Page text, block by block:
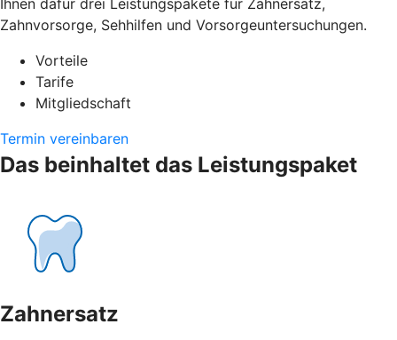
Zahnvorsorge, Sehhilfen und Vorsorgeuntersuchungen.
Vorteile
Tarife
Mitgliedschaft
Termin vereinbaren
Das beinhaltet das Leistungspaket
Zahnersatz